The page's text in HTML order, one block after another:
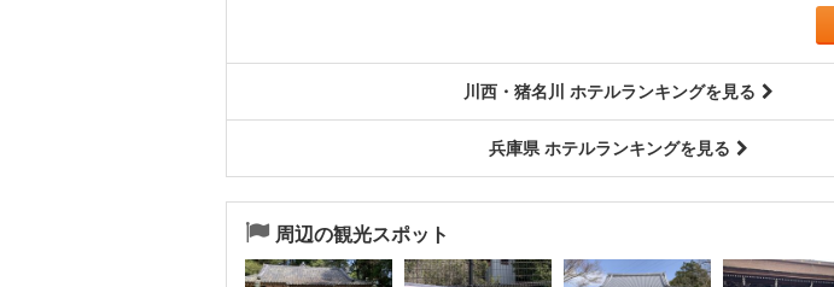
川西・猪名川 ホテルランキングを見る
兵庫県 ホテルランキングを見る
周辺の観光スポット